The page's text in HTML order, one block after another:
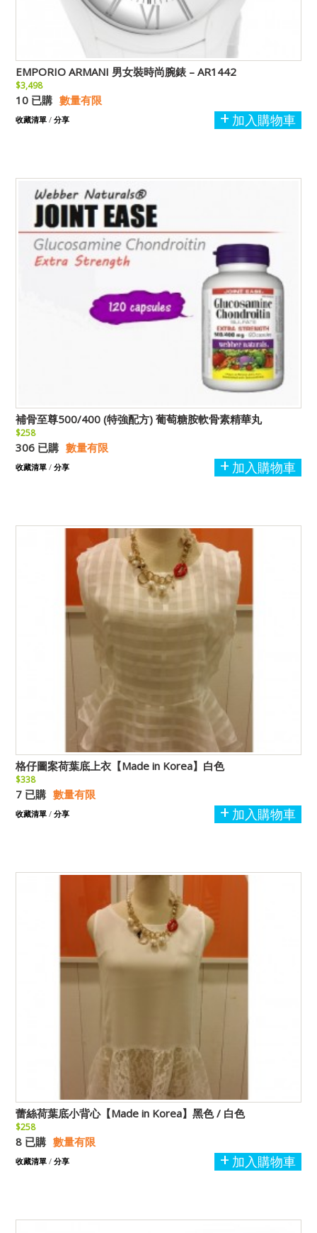
EMPORIO ARMANI 男女裝時尚腕錶 – AR1442
$3,498
10 已購 數量有限
加入購物車
收藏清單 / 分享
補骨至尊500/400 (特強配方) 葡萄糖胺軟骨素精華丸
$258
306 已購 數量有限
加入購物車
收藏清單 / 分享
格仔圖案荷葉底上衣【Made in Korea】白色
$338
7 已購 數量有限
加入購物車
收藏清單 / 分享
蕾絲荷葉底小背心【Made in Korea】黑色 / 白色
$258
8 已購 數量有限
加入購物車
收藏清單 / 分享